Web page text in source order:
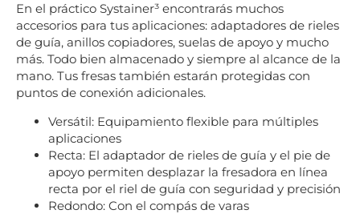
En el práctico Systainer³ encontrarás muchos
accesorios para tus aplicaciones: adaptadores de rieles
de guía, anillos copiadores, suelas de apoyo y mucho
más. Todo bien almacenado y siempre al alcance de la
mano. Tus fresas también estarán protegidas con
puntos de conexión adicionales.
Versátil: Equipamiento flexible para múltiples
aplicaciones
Recta: El adaptador de rieles de guía y el pie de
apoyo permiten desplazar la fresadora en línea
recta por el riel de guía con seguridad y precisión
Redondo: Con el compás de varas